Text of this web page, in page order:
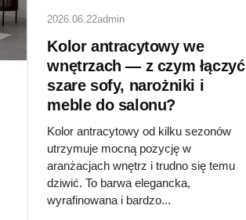
2026.06.22admin
Kolor antracytowy we
wnętrzach — z czym łączyć
szare sofy, narożniki i
meble do salonu?
Kolor antracytowy od kilku sezonów
utrzymuje mocną pozycję w
aranżacjach wnętrz i trudno się temu
dziwić. To barwa elegancka,
wyrafinowana i bardzo...